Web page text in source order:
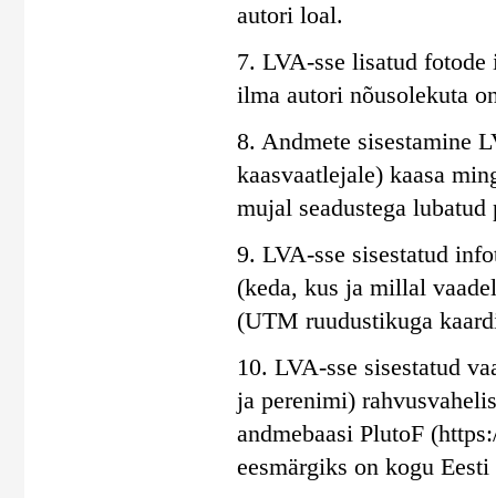
autori loal.
7. LVA-sse lisatud
ilma autori nõusolekuta
8. Andmete sisestamine
kaasvaatlejale) kaasa
mujal seadustega lubatud
9. LVA-sse sisestatud
(keda, kus ja millal
(UTM ruudustikuga
10. LVA-sse sisestatud
ja perenimi)
andmebaasi PlutoF
eesmärgiks on kogu